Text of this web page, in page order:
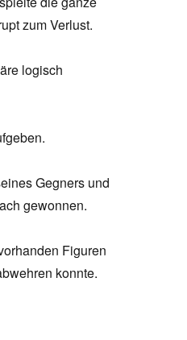
zum Verlust.
logisch
Gegners und
gewonnen.
Figuren
konnte.